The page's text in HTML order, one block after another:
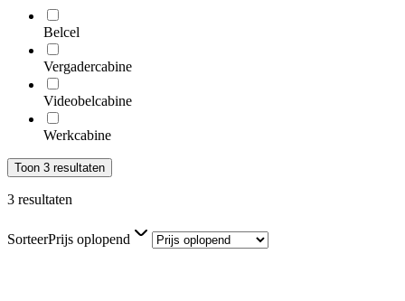
Belcel
Vergadercabine
Videobelcabine
Werkcabine
Toon 3 resultaten
3 resultaten
SorteerPrijs oplopend